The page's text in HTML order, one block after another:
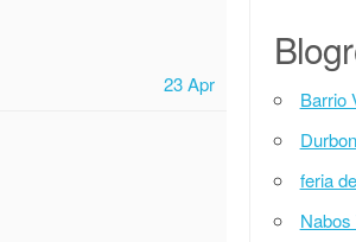
23 Apr
Barrio
Durbon
feria